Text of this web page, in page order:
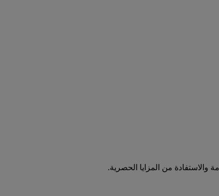
والاستفادة من المزايا الحصرية.